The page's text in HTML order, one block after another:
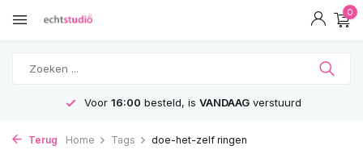
0
Voor 16:00 besteld, is VANDAAGverstuurd
Terug Home Tags doe-het-zelf ringen